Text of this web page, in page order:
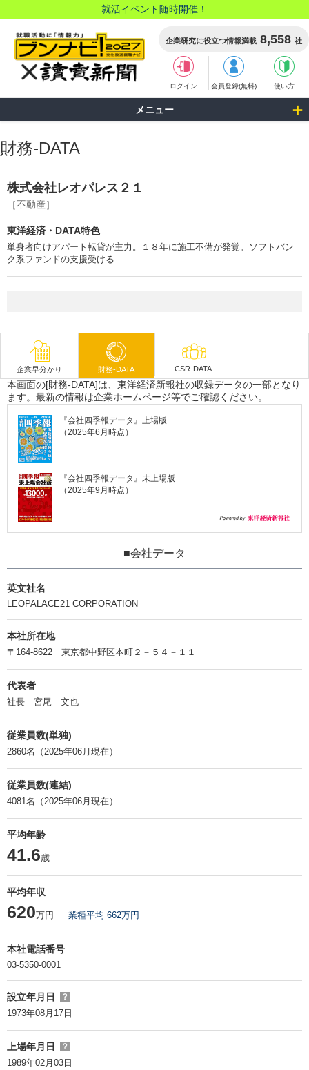
就活イベント随時開催！
企業研究に役立つ情報満載 8,558 社
ログイン 会員登録(無料) 使い方
メニュー
財務-DATA
株式会社レオパレス２１
［不動産］
東洋経済・DATA特色
単身者向けアパート転貸が主力。１８年に施工不備が発覚。ソフトバン
ク系ファンドの支援受ける
企業早分かり 財務-DATA CSR-DATA
本画面の[財務-DATA]は、東洋経済新報社の収録データの一部となり
ます。最新の情報は企業ホームページ等でご確認ください。
『会社四季報データ』上場版
（2025年6月時点）
『会社四季報データ』未上場版
（2025年9月時点）
■会社データ
英文社名
LEOPALACE21 CORPORATION
本社所在地
〒164-8622 東京都中野区本町２－５４－１１
代表者
社長 宮尾 文也
従業員数(単独)
2860名（2025年06月現在）
従業員数(連結)
4081名（2025年06月現在）
平均年齢
41.6歳
平均年収
620万円 業種平均 662万円
本社電話番号
03-5350-0001
設立年月日 ？
1973年08月17日
上場年月日 ？
1989年02月03日